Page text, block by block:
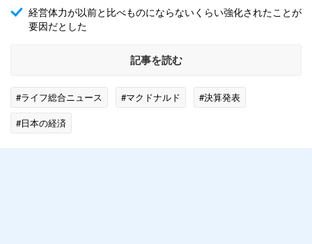
経営体力が以前と比べものにならないくらい強化されたことが
要因だとした
記事を読む
#ライフ総合ニュース #マクドナルド
#決算発表
#日本の経済